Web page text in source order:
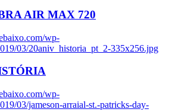
AIR MAX 720
wp-
03/20aniv_historia_pt_2-335x256.jpg
wp-
03/jameson-arraial-st.-patricks-day-